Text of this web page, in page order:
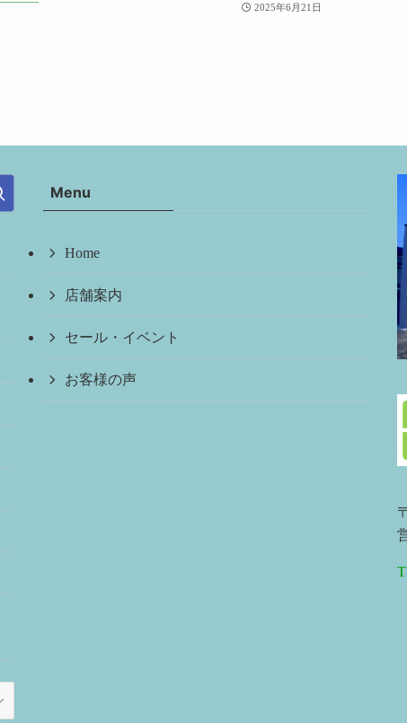
2025年6月21日
Menu
Home
店舗案内
セール・イベント
お客様の声